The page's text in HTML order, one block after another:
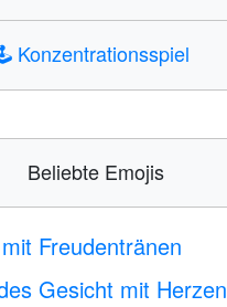
Konzentrationsspiel
Beliebte Emojis
Freudentränen
Gesicht mit Herzen